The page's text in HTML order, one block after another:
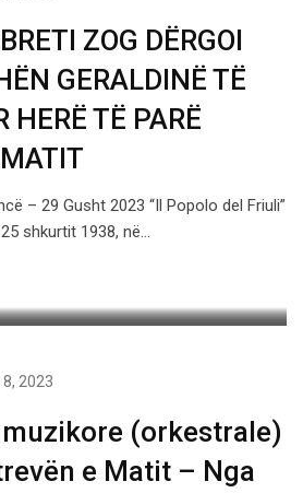
ZOG DËRGOI
GERALDINË TË
HERË TË PARË
– 29 Gusht 2023 “Il Popolo del Friuli”
shkurtit 1938, në…
2023
(orkestrale)
e Matit – Nga